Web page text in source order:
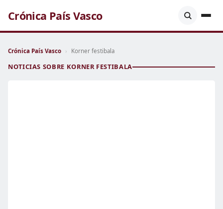
Crónica País Vasco
Crónica País Vasco › Korner festibala
NOTICIAS SOBRE KORNER FESTIBALA